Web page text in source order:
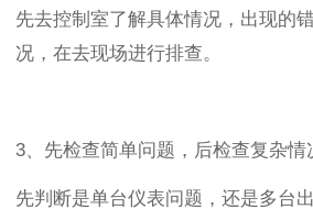
先去控制室了解具体情况，出现的
况，在去现场进行排查。
3、先检查简单问题，后检查复杂情
先判断是单台仪表问题，还是多台